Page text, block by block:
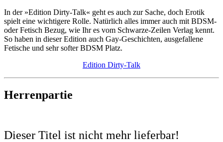
In der »Edition Dirty-Talk« geht es auch zur Sache, doch Erotik
spielt eine wichtigere Rolle. Natürlich alles immer auch mit BDSM-
oder Fetisch Bezug, wie Ihr es vom Schwarze-Zeilen Verlag kennt.
So haben in dieser Edition auch Gay-Geschichten, ausgefallene
Fetische und sehr softer BDSM Platz.
Edition Dirty-Talk
Herrenpartie
Dieser Titel ist nicht mehr lieferbar!